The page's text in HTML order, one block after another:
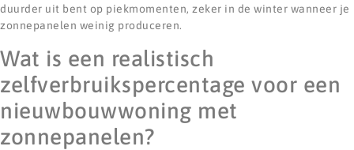
duurder uit bent op piekmomenten, zeker in de winter wanneer je
zonnepanelen weinig produceren.
Wat is een realistisch
zelfverbruikspercentage voor een
nieuwbouwwoning met
zonnepanelen?